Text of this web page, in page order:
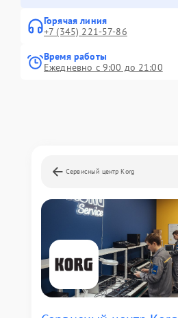
Горячая линия
+7 (345) 221-57-86
Время работы
Ежедневно с 9:00 до 21:00
Сервисный центр Korg